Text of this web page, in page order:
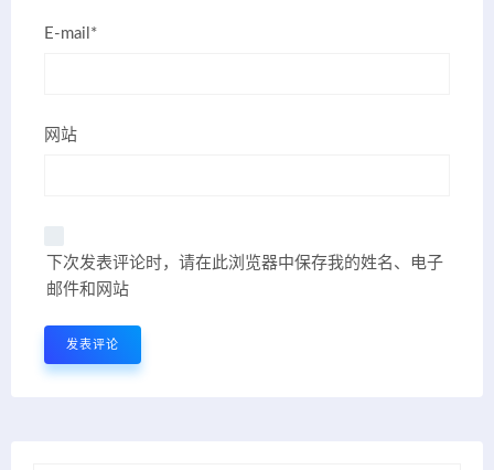
E-mail*
网站
下次发表评论时，请在此浏览器中保存我的姓名、电子
邮件和网站